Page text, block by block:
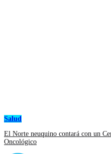
Salud
El Norte neuquino contará con un
Oncológico